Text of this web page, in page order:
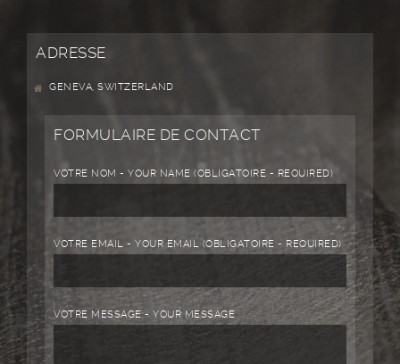
ADRESSE
GENEVA, SWITZERLAND
FORMULAIRE DE CONTACT
VOTRE NOM - YOUR NAME (OBLIGATOIRE - REQUIRED)
VOTRE EMAIL - YOUR EMAIL (OBLIGATOIRE - REQUIRED)
VOTRE MESSAGE - YOUR MESSAGE